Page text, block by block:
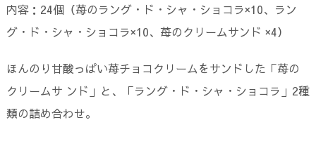
内容：24個（苺のラング・ド・シャ・ショコラ×10、ラン
グ・ド・シャ・ショコラ×10、苺のクリームサンド ×4）
ほんのり甘酸っぱい苺チョコクリームをサンドした「苺の
クリームサ ンド」と、「ラング・ド・シャ・ショコラ」2種
類の詰め合わせ。